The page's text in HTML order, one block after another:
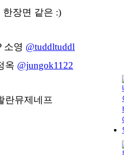
한장면 같은 :)
소영 @tuddltuddl
옥 @jungok1122
란뮤제네프